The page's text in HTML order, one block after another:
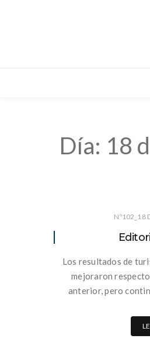
Día: 18
Nº102_18
Los resultados de
mejoraron
anterior, pero